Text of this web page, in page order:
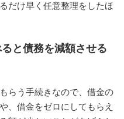
だけ早く任意整理をしたほ
と債務を減額させる
らう手続きなので、借金の
、借金をゼロにしてもらえ